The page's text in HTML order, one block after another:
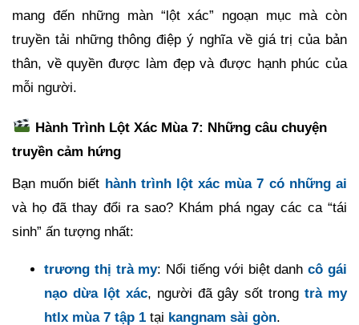
mang đến những màn “lột xác” ngoạn mục mà còn
truyền tải những thông điệp ý nghĩa về giá trị của bản
thân, về quyền được làm đẹp và được hạnh phúc của
mỗi người.
Hành Trình Lột Xác Mùa 7: Những câu chuyện
truyền cảm hứng
Bạn muốn biết hành trình lột xác mùa 7 có những ai
và họ đã thay đổi ra sao? Khám phá ngay các ca “tái
sinh” ấn tượng nhất:
trương thị trà my: Nổi tiếng với biệt danhcô gái
nạo dừa lột xác, người đã gây sốt trongtrà my
htlx mùa 7 tập 1 tại kangnam sài gòn.